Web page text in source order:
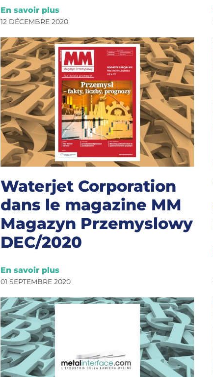
En savoir plus
12 DÉCEMBRE 2020
Waterjet Corporation
dans le magazine MM
Magazyn Przemyslowy
DEC/2020
En savoir plus
01 SEPTEMBRE 2020